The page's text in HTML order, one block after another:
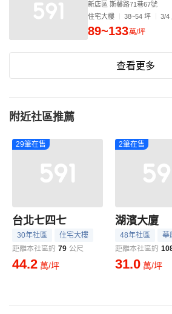
新店區 斯馨路71巷67號
住宅大樓
38~54 坪 3/4
89~133萬/坪
查看更多
附近社區推薦
29筆在售
台北七四七
30年社區
住宅大樓
距離本社區約 79 公尺
44.2 萬/坪
2筆在售
湖濱大廈
48年社區
華
距離本社區約
31.0 萬/坪